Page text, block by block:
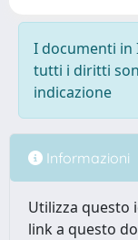
I documenti in
tutti i diritti
indicazione
Informazioni
Utilizza questo
link a questo